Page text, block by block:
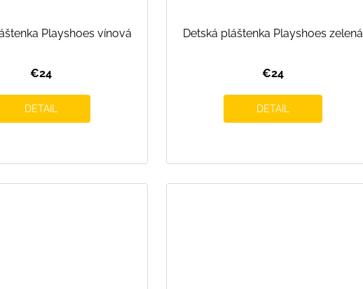
Playshoes vínová
€24
DETAIL
Detská pláštenka Playshoes zelená
€24
DETAIL